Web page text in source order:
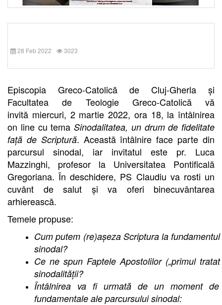
28 Feb 2022 3023
Episcopia Greco-Catolică de Cluj-Gherla și
Facultatea de Teologie Greco-Catolică vă
invită miercuri, 2 martie 2022, ora 18, la întâlnirea
on line cu tema Sinodalitatea, un drum de fidelitate
față de Scriptură. Această întâlnire face parte din
parcursul sinodal, iar invitatul este pr. Luca
Mazzinghi, profesor la Universitatea Pontificală
Gregoriana. În deschidere, PS Claudiu va rosti un
cuvânt de salut și va oferi binecuvântarea
arhierească.
Temele propuse:
Cum putem (re)așeza Scriptura la
sinodal?
Ce ne spun Faptele Apostolilor („primul
sinodalității?
Întâlnirea va fi urmată de un moment
fundamentale ale parcursului sinodal: